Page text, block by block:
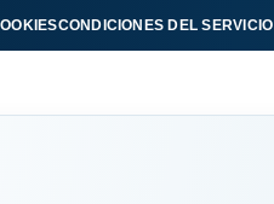
CONDICIONES DEL SERVICIO